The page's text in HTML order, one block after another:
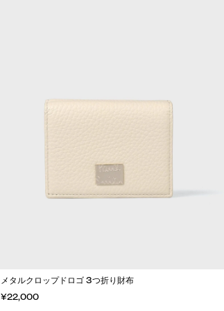
メタルクロップドロゴ 3つ折り財布
¥22,000